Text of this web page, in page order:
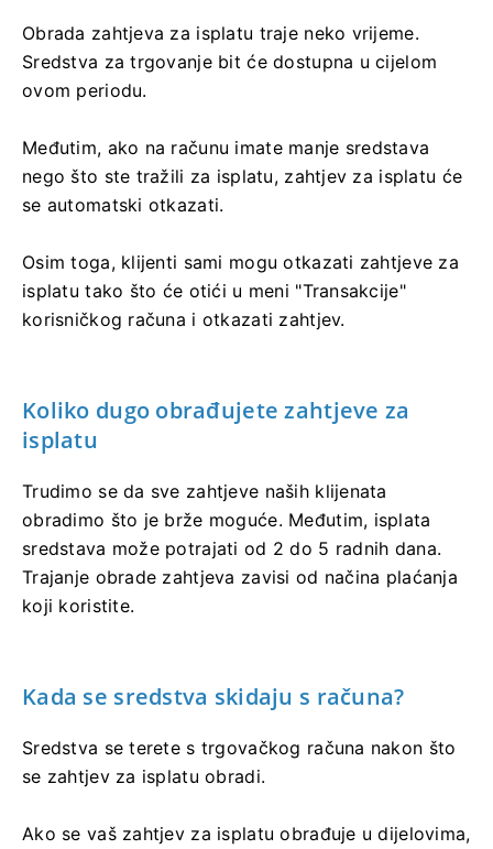
Obrada zahtjeva za isplatu traje neko vrijeme.
Sredstva za trgovanje bit će dostupna u cijelom
ovom periodu.
Međutim, ako na računu imate manje sredstava
nego što ste tražili za isplatu, zahtjev za isplatu će
se automatski otkazati.
Osim toga, klijenti sami mogu otkazati zahtjeve za
isplatu tako što će otići u meni "Transakcije"
korisničkog računa i otkazati zahtjev.
Koliko dugo obrađujete zahtjeve za
isplatu
Trudimo se da sve zahtjeve naših klijenata
obradimo što je brže moguće. Međutim, isplata
sredstava može potrajati od 2 do 5 radnih dana.
Trajanje obrade zahtjeva zavisi od načina plaćanja
koji koristite.
Kada se sredstva skidaju s računa?
Sredstva se terete s trgovačkog računa nakon što
se zahtjev za isplatu obradi.
Ako se vaš zahtjev za isplatu obrađuje u dijelovima,